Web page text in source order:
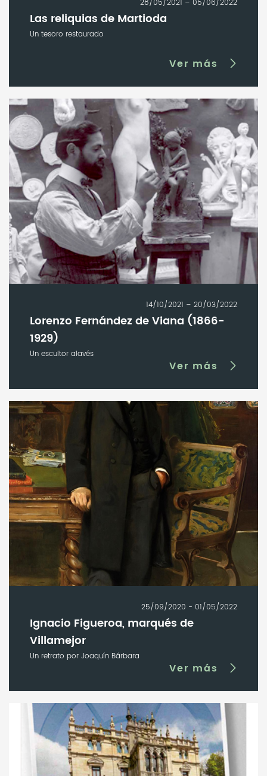
28/05/2021 – 05/06/2022
Las reliquias de Martioda
Un tesoro restaurado
Ver más
14/10/2021 – 20/03/2022
Lorenzo Fernández de Viana (1866-
1929)
Un escultor alavés
Ver más
25/09/2020 - 01/05/2022
Ignacio Figueroa, marqués de
Villamejor
Un retrato por Joaquín Bárbara
Ver más